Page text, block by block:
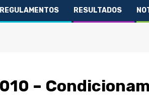
REGULAMENTOS RESULTADOS
–